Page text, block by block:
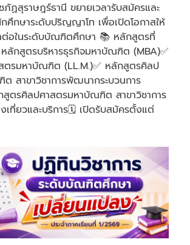
ภัฏสุราษฎร์ธานี ขยายเวลารับสมัครและ
ศึกษาระดับปริญญาโท เพื่อเปิดโอกาสให้
ต่อในระดับบัณฑิตศึกษา 📚 หลักสูตรที่
ลักสูตรบริหารธุรกิจมหาบัณฑิต (MBA)✅
ตรมหาบัณฑิต (LL.M.)✅ หลักสูตรศิลป
สาขาวิชาการพัฒนากระบวนการ
ตรศิลปศาสตรมหาบัณฑิต สาขาวิชาการ
เที่ยวและบริการ🗓 เปิดรับสมัครตั้งแต่